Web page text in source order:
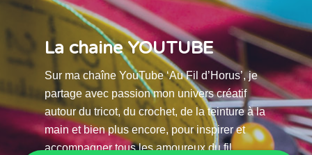
La chaine YOUTUBE
Sur ma chaîne YouTube ‘Au Fil d’Horus’, je
partage avec passion mon univers créatif
autour du tricot, du crochet, de la teinture à la
main et bien plus encore, pour inspirer et
accompagner tous les amoureux du fil.